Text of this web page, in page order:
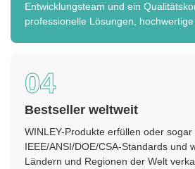
Entwicklungsteam und ein
professionelle Lösungen,
04
Bestseller weltweit
WINLEY-Produkte erfüllen oder
IEEE/ANSI/DOE/CSA-Standards und
Ländern und Regionen der Welt